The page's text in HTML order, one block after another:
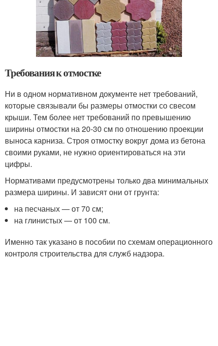
Требования к отмостке
Ни в одном нормативном документе нет требований,
которые связывали бы размеры отмостки со свесом
крыши. Тем более нет требований по превышению
ширины отмостки на 20-30 см по отношению проекции
выноса карниза. Строя отмостку вокруг дома из бетона
своими руками, не нужно ориентироваться на эти
цифры.
Нормативами предусмотрены только два минимальных
размера ширины. И зависят они от грунта:
на песчаных — от 70 см;
на глинистых — от 100 см.
Именно так указано в пособии по схемам операционного
контроля строительства для служб надзора.